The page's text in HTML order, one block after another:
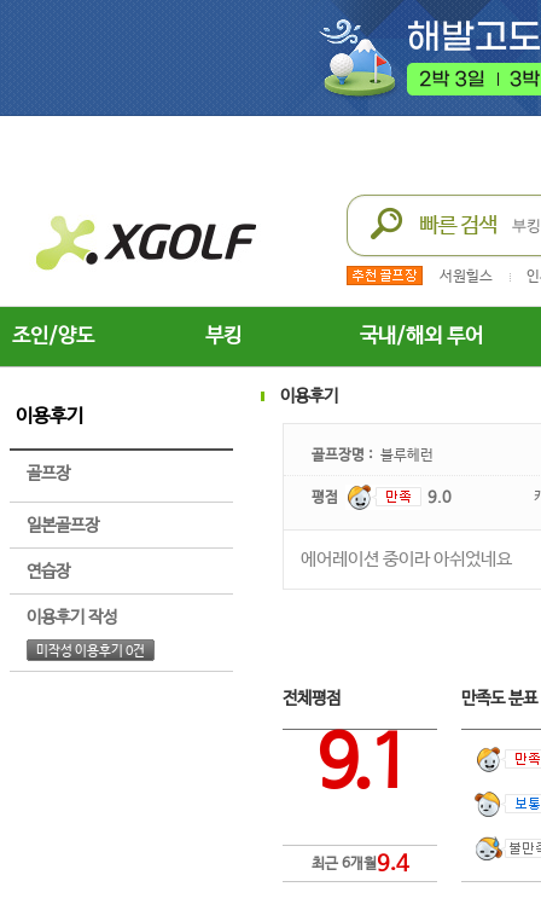
서원힐스
조인/양도 부킹 국내/해외 투어
이용후기
골프장
일본골프장
연습장
이용후기 작성
미작성 이용후기 0건
이용후기
골프장명 : 블루헤런
평점 9.0
에어레이션 중이라 아쉬었네요
전체평점
9.1
최근 6개월9.4
만족도 분